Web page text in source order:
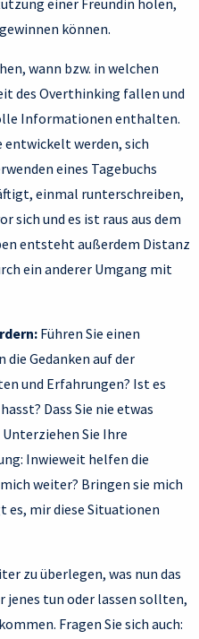
einer Freundin holen,
können.
wann bzw. in welchen
des Overthinking fallen und
Informationen enthalten.
entwickelt werden, sich
eines Tagebuchs
einmal runterschreiben,
sich und es ist raus aus dem
entsteht außerdem Distanz
ein anderer Umgang mit
Führen Sie einen
die Gedanken auf der
und Erfahrungen? Ist es
Dass Sie nie etwas
Sie Ihre
Inwieweit helfen die
weiter? Bringen sie mich
es, mir diese Situationen
zu überlegen, was nun das
jenes tun oder lassen sollten,
Fragen Sie sich auch: